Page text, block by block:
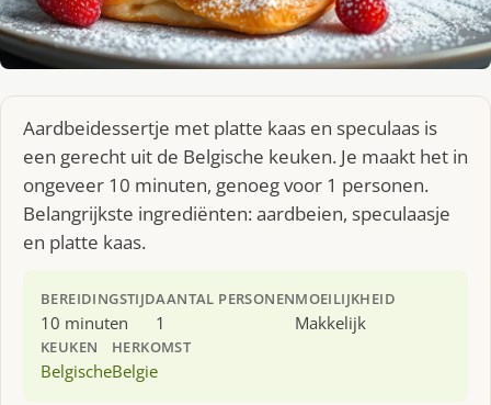
Aardbeidessertje met platte kaas en speculaas is
een gerecht uit de Belgische keuken. Je maakt het in
ongeveer 10 minuten, genoeg voor 1 personen.
Belangrijkste ingrediënten: aardbeien, speculaasje
en platte kaas.
BEREIDINGSTIJD
10 minuten
AANTAL PERSONEN
1
MOEILIJKHEID
Makkelijk
KEUKEN
Belgische
HERKOMST
Belgie